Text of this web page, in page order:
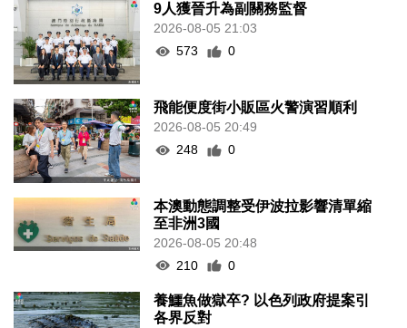
9人獲晉升為副關務監督
2026-08-05 21:03
573
0
飛能便度街小販區火警演習順利
2026-08-05 20:49
248
0
本澳動態調整受伊波拉影響清單縮
至非洲3國
2026-08-05 20:48
210
0
養鱷魚做獄卒? 以色列政府提案引
各界反對